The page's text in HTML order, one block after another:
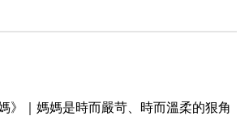
媽》｜媽媽是時而嚴苛、時而溫柔的狠角